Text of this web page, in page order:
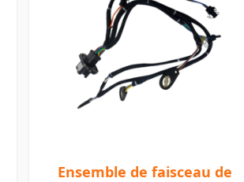
Ensemble de faisceau de